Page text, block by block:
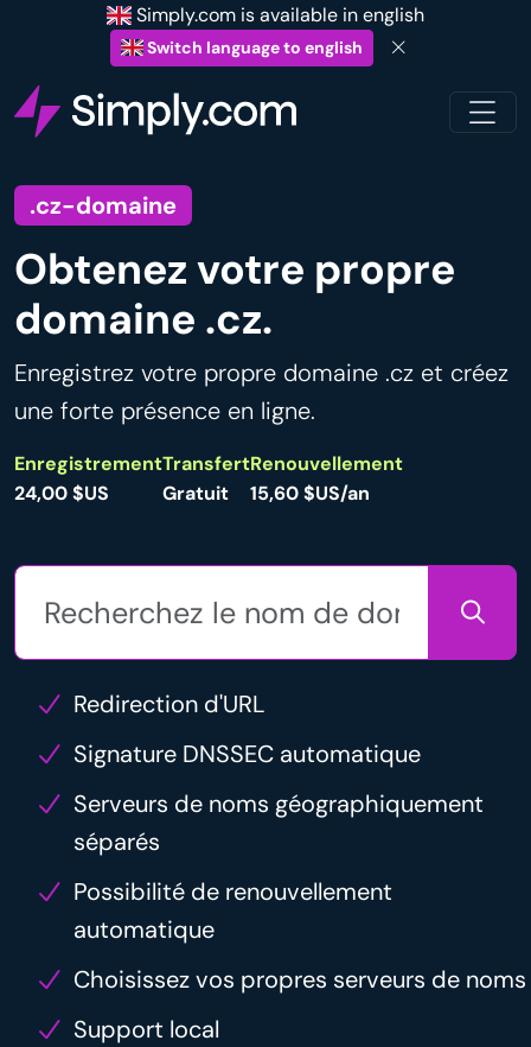
Simply.com is available in english
Switch language to english
.cz-domaine
Obtenez votre propre
domaine .cz.
Enregistrez votre propre domaine .cz et créez
une forte présence en ligne.
Enregistrement
24,00 $US
Transfert
Gratuit
Renouvellement
15,60 $US/an
Redirection d'URL
Signature DNSSEC automatique
Serveurs de noms géographiquement
séparés
Possibilité de renouvellement
automatique
Choisissez vos propres serveurs de noms
Support local